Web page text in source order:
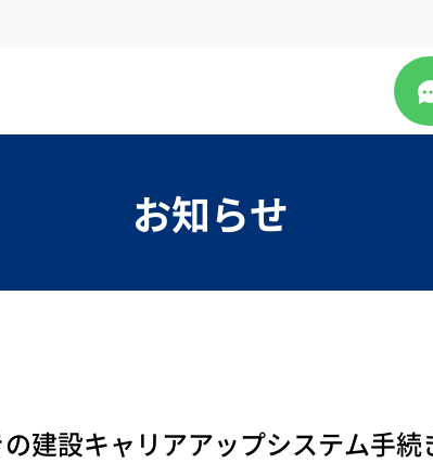
お知らせ
建設キャリアアップシステム手続